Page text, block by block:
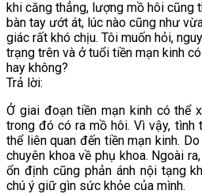
khi căng thẳng, lượng mồ hôi cũng
bàn tay ướt át, lúc nào cũng như
giác rất khó chịu. Tôi muốn hỏi,
trạng trên và ở tuổi tiền mạn kinh
hay không?
Trả lời:
Ở giai đoạn tiền mạn kinh có thể
trong đó có ra mồ hôi. Vì vậy, tình
thể liên quan đến tiền mạn kinh.
chuyên khoa về phụ khoa. Ngoài
ổn định cũng phản ánh nội tạng
chú ý giữ gìn sức khỏe của mình.